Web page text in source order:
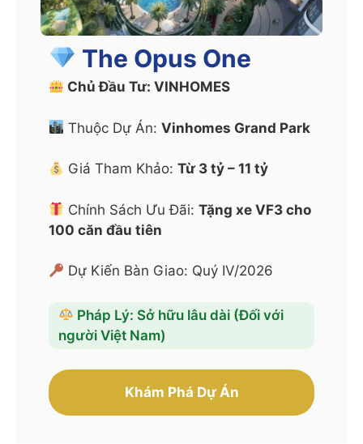
The Opus One
Chủ Đầu Tư: VINHOMES
Thuộc Dự Án:Vinhomes Grand Park
Giá Tham Khảo:Từ 3 tỷ – 11 tỷ
Chính Sách Ưu Đãi:Tặng xe VF3 cho
100 căn đầu tiên
Dự Kiến Bàn Giao: Quý IV/2026
Pháp Lý: Sở hữu lâu dài (Đối với
người Việt Nam)
Khám Phá Dự Án